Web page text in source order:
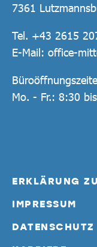
7361
Tel. +43 2615
E-Mail: office-
Mo. - Fr.: 8:30
ERKLÄRUNG
IMPRESSUM
DATENSCHUTZ